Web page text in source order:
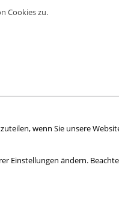
Cookies zu.
wenn Sie unsere
ändern.